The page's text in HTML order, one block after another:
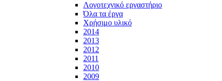
Λογοτεχνικό εργαστήριο
Όλα τα έργα
Χρήσιμο υλικό
2014
2013
2012
2011
2010
2009